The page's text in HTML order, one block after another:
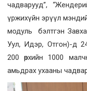
чадварууд”,
үржихүйн эрүүл
модуль бэлтгэн
Уул, Идэр, Отгон)-д
200 өрхийн 1000
амьдрах ухааны